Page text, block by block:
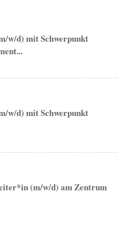
w/d) mit Schwerpunkt
w/d) mit Schwerpunkt
(m/w/d) am Zentrum